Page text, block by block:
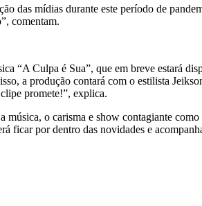
das mídias durante este período de
comentam.
“A Culpa é Sua”, que em breve estará
a produção contará com o estilista
promete!”, explica.
o carisma e show contagiante
ficar por dentro das novidades e